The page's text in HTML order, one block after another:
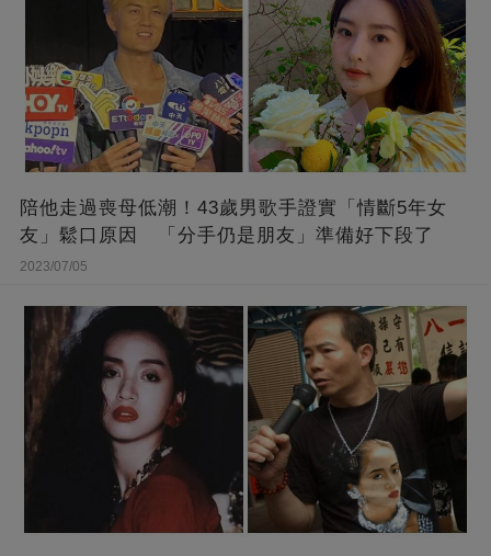
陪他走過喪母低潮！43歲男歌手證實「情斷5年女
友」鬆口原因 「分手仍是朋友」準備好下段了
2023/07/05